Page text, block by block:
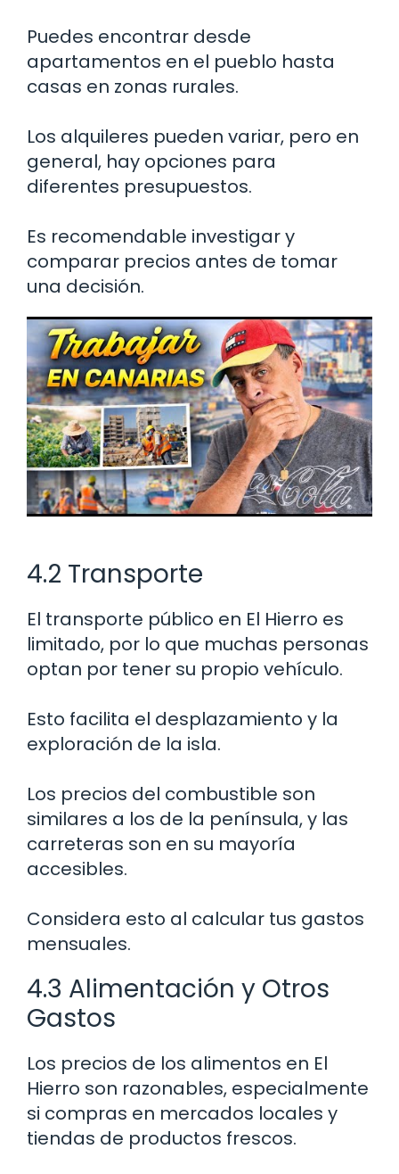
Puedes encontrar desde
apartamentos en el pueblo hasta
casas en zonas rurales.
Los alquileres pueden variar, pero en
general, hay opciones para
diferentes presupuestos.
Es recomendable investigar y
comparar precios antes de tomar
una decisión.
4.2 Transporte
El transporte público en El Hierro es
limitado, por lo que muchas personas
optan por tener su propio vehículo.
Esto facilita el desplazamiento y la
exploración de la isla.
Los precios del combustible son
similares a los de la península, y las
carreteras son en su mayoría
accesibles.
Considera esto al calcular tus gastos
mensuales.
4.3 Alimentación y Otros
Gastos
Los precios de los alimentos en El
Hierro son razonables, especialmente
si compras en mercados locales y
tiendas de productos frescos.